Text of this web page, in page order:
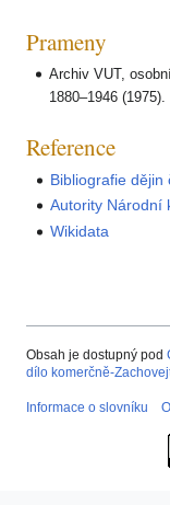
Prameny
Archiv VUT,
1880–1946
Reference
Bibliografie dějin
Autority Národní
Wikidata
Obsah je dostupný pod
dílo komerčně-
Informace o slovníku